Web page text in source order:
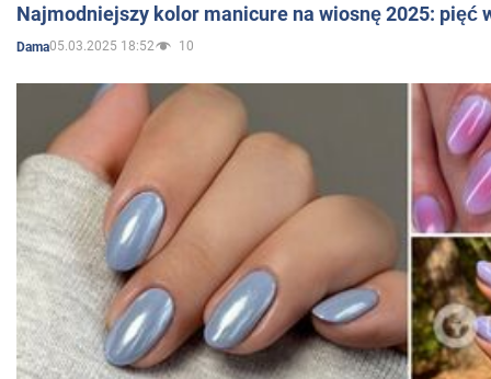
Najmodniejszy kolor manicure na wiosnę 2025: pięć
Dama05.03.2025 18:52 10